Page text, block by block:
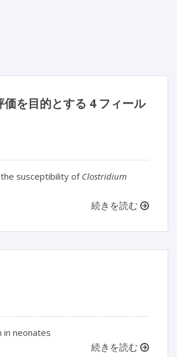
価を目的とする 4 フィール
susceptibility of Clostridium
続きを読む
in neonates
続きを読む